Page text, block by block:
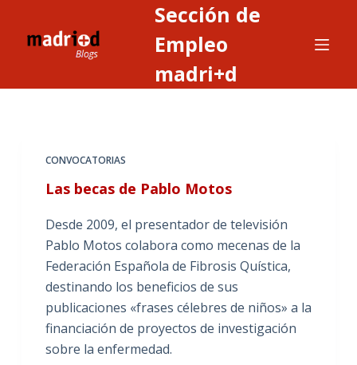
Sección de
Empleo
madri+d
CONVOCATORIAS
Las becas de Pablo Motos
Desde 2009, el presentador de televisión
Pablo Motos colabora como mecenas de la
Federación Española de Fibrosis Quística,
destinando los beneficios de sus
publicaciones «frases célebres de niños» a la
financiación de proyectos de investigación
sobre la enfermedad.